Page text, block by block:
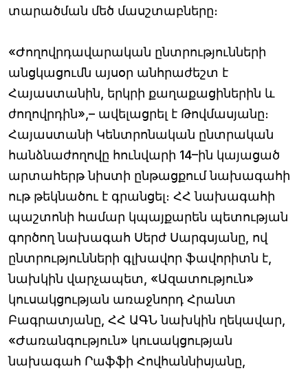
տարածման մեծ մասշտաբները։
«Ժողովրդավարական ընտրությունների
անցկացումն այսօր անհրաժեշտ է
Հայաստանին, երկրի քաղաքացիներին և
ժողովրդին»,– ավելացրել է Թովմասյանը։
Հայաստանի Կենտրոնական ընտրական
հանձնաժողովը հունվարի 14–ին կայացած
արտահերթ նիստի ընթացքում նախագահի
ութ թեկնածու է գրանցել։ ՀՀ նախագահի
պաշտոնի համար կպայքարեն պետության
գործող նախագահ Սերժ Սարգսյանը, ով
ընտրությունների գլխավոր ֆավորիտն է,
նախկին վարչապետ, «Ազատություն»
կուսակցության առաջնորդ Հրանտ
Բագրատյանը, ՀՀ ԱԳՆ նախկին ղեկավար,
«Ժառանգություն» կուսակցության
նախագահ Րաֆֆի Հովհաննիսյանը,